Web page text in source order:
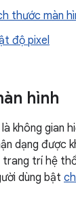
thước màn
độ pixel
hình
không gian
dạng được
trang trí hệ
dùng bật